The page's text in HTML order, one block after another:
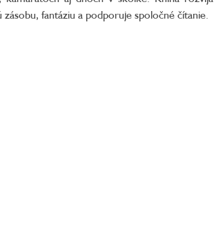
zásobu, fantáziu a podporuje spoločné čítanie.